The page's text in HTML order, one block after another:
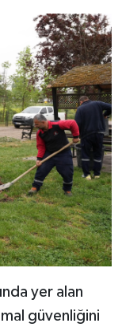
yer alan
mal güvenliğini